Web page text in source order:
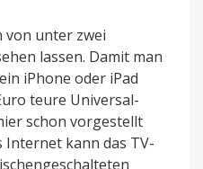
von unter zwei
lassen. Damit man
iPhone oder iPad
teure Universal-
schon vorgestellt
Internet kann das TV-